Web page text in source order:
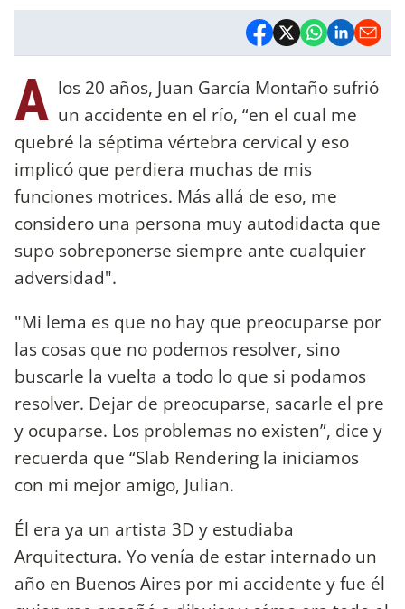
A los 20 años, Juan García Montaño sufrió
un accidente en el río, “en el cual me
quebré la séptima vértebra cervical y eso
implicó que perdiera muchas de mis
funciones motrices. Más allá de eso, me
considero una persona muy autodidacta que
supo sobreponerse siempre ante cualquier
adversidad".
"Mi lema es que no hay que preocuparse por
las cosas que no podemos resolver, sino
buscarle la vuelta a todo lo que si podamos
resolver. Dejar de preocuparse, sacarle el pre
y ocuparse. Los problemas no existen”, dice y
recuerda que “Slab Rendering la iniciamos
con mi mejor amigo, Julian.
Él era ya un artista 3D y estudiaba
Arquitectura. Yo venía de estar internado un
año en Buenos Aires por mi accidente y fue él